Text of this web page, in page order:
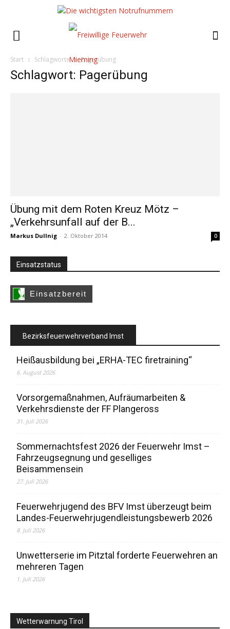
Start Schlagworte Pagerübung
Schlagwort: Pagerübung
Übung mit dem Roten Kreuz Mötz –
„Verkehrsunfall auf der B...
Markus Dullnig - 2. Oktober 2014 0
Einsatzstatus
Bezirksfeuerwehrverband Imst
Heißausbildung bei „ERHA-TEC firetraining“
6. August 2026
Vorsorgemaßnahmen, Aufräumarbeiten &
Verkehrsdienste der FF Plangeross
31. Juli 2026
Sommernachtsfest 2026 der Feuerwehr Imst –
Fahrzeugsegnung und geselliges
Beisammensein
27. Juli 2026
Feuerwehrjugend des BFV Imst überzeugt beim
Landes-Feuerwehrjugendleistungsbewerb 2026
8. Juli 2026
Unwetterserie im Pitztal forderte Feuerwehren an
mehreren Tagen
1. Juli 2026
Wetterwarnung Tirol